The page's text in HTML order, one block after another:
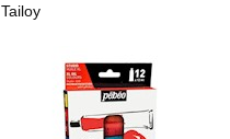
Tailoy